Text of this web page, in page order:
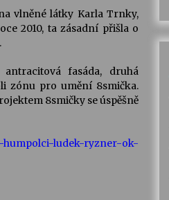
Michala Novenka v
vlněné látky Karla Trnky,
2010, ta zásadní přišla o
fasáda, druhá
zónu pro umění 8smička.
8smičky se úspěšně
humpolci-ludek-ryzner-ok-